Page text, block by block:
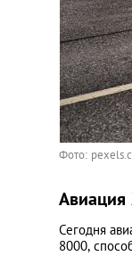
Фото:
Авиация
Сегодня
8000,